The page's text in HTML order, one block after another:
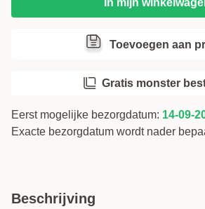
Beschrijving
Voorboren (gratis)
Toevoegen aan
Gratis monster
Eerst mogelijke bezorgdatum: 14-09-
Exacte bezorgdatum wordt nader